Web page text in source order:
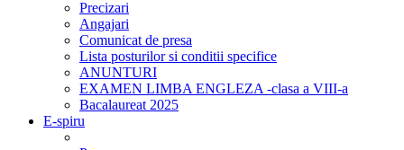
Precizari
Angajari
Comunicat de presa
Lista posturilor si conditii specifice
ANUNTURI
EXAMEN LIMBA ENGLEZA -clasa a VIII-a
Bacalaureat 2025
E-spiru